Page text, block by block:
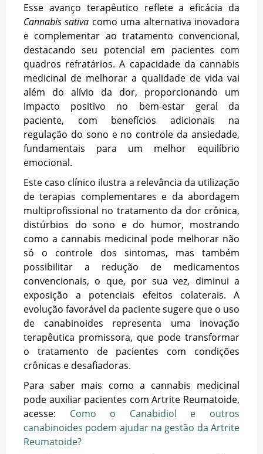
Esse avanço terapêutico reflete a eficácia da
Cannabis sativa como uma alternativa inovadora
e complementar ao tratamento convencional,
destacando seu potencial em pacientes com
quadros refratários. A capacidade da cannabis
medicinal de melhorar a qualidade de vida vai
além do alívio da dor, proporcionando um
impacto positivo no bem-estar geral da
paciente, com benefícios adicionais na
regulação do sono e no controle da ansiedade,
fundamentais para um melhor equilíbrio
emocional.
Este caso clínico ilustra a relevância da utilização
de terapias complementares e da abordagem
multiprofissional no tratamento da dor crônica,
distúrbios do sono e do humor, mostrando
como a cannabis medicinal pode melhorar não
só o controle dos sintomas, mas também
possibilitar a redução de medicamentos
convencionais, o que, por sua vez, diminui a
exposição a potenciais efeitos colaterais. A
evolução favorável da paciente sugere que o uso
de canabinoides representa uma inovação
terapêutica promissora, que pode transformar
o tratamento de pacientes com condições
crônicas e desafiadoras.
Para saber mais como a cannabis medicinal
pode auxiliar pacientes com Artrite Reumatoide,
acesse: Como o Canabidiol e outros
canabinoides podem ajudar na gestão da Artrite
Reumatoide?